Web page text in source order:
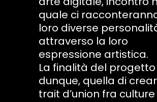
quale ci
loro diverse
attraverso la loro
espressione artistica.
La finalità del progetto
dunque, quella di
trait d’union fra culture